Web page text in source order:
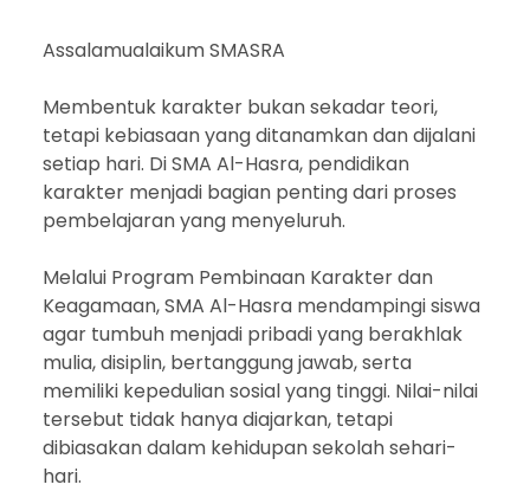
Assalamualaikum SMASRA
Membentuk karakter bukan sekadar teori,
tetapi kebiasaan yang ditanamkan dan dijalani
setiap hari. Di SMA Al-Hasra, pendidikan
karakter menjadi bagian penting dari proses
pembelajaran yang menyeluruh.
Melalui Program Pembinaan Karakter dan
Keagamaan, SMA Al-Hasra mendampingi siswa
agar tumbuh menjadi pribadi yang berakhlak
mulia, disiplin, bertanggung jawab, serta
memiliki kepedulian sosial yang tinggi. Nilai-nilai
tersebut tidak hanya diajarkan, tetapi
dibiasakan dalam kehidupan sekolah sehari-
hari.